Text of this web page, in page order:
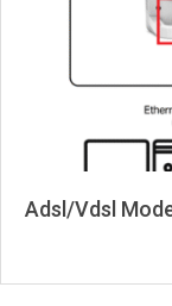
Adsl/Vdsl